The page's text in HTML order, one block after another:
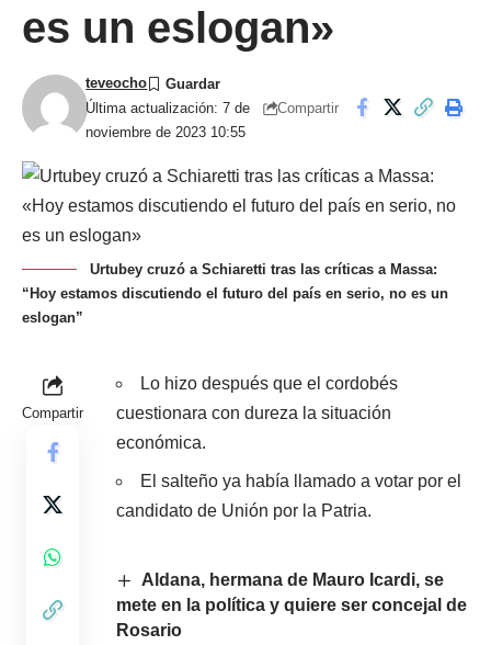
es un eslogan»
Última actualización: 7 de
noviembre de 2023 10:55
teveocho
Compartir
Urtubey cruzó a Schiaretti tras las críticas a Massa:
“Hoy estamos discutiendo el futuro del país en serio, no es un
eslogan”
Compartir
Lo hizo después que el cordobés
cuestionara con dureza la situación
económica.
El salteño ya había llamado a votar por el
candidato de Unión por la Patria.
Aldana, hermana de Mauro Icardi, se
mete en la política y quiere ser concejal de
Rosario